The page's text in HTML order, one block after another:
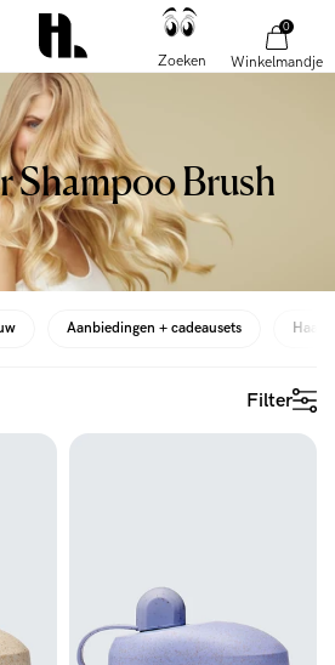
Zoeken
0
Winkelmandje
Shampoo Brush
Filter
Aanbiedingen + cadeausets
Filter